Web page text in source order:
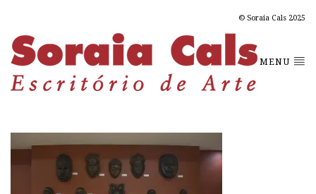
© Soraia Cals 2025
MENU